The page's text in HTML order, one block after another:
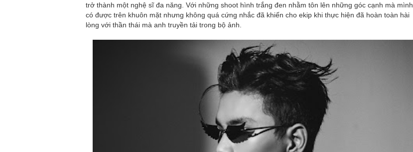
trở thành một nghệ sĩ đa năng. Với những shoot hình trắng đen nhằm tôn lên những góc cạnh mà mình
có được trên khuôn mặt nhưng không quá cứng nhắc đã khiến cho ekip khi thực hiện đã hoàn toàn hài
lòng với thần thái mà anh truyền tải trong bộ ảnh.